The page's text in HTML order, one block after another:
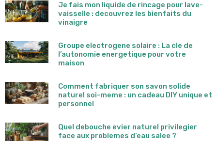
Je fais mon liquide de rincage pour lave-
vaisselle : decouvrez les bienfaits du
vinaigre
Groupe electrogene solaire : La cle de
l’autonomie energetique pour votre
maison
Comment fabriquer son savon solide
naturel soi-meme : un cadeau DIY unique et
personnel
Quel debouche evier naturel privilegier
face aux problemes d’eau salee ?